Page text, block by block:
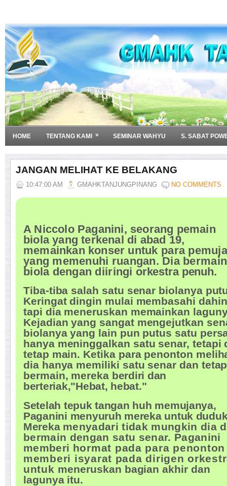
HOME TENTANG KAMI » SEMINAR WAHYU S. SABAT
JANGAN MELIHAT KE BELAKANG
10:47:00 AM GMAHKTANJUNGPINANG NO COMMENTS
A Niccolo Paganini, seorang pemain
biola yang terkenal di abad 19,
memainkan konser untuk para
yang memenuhi ruangan. Dia bermain
biola dengan diiringi orkestra penuh.
Tiba-tiba salah satu senar biolanya
Keringat dingin mulai membasahi
tapi dia meneruskan memainkan
Kejadian yang sangat mengejutkan
biolanya yang lain pun putus satu
hanya meninggalkan satu senar, tetapi
tetap main. Ketika para penonton
dia hanya memiliki satu senar dan tetap
bermain, mereka berdiri dan
berteriak,"Hebat, hebat."
Setelah tepuk tangan huh memujanya,
Paganini menyuruh mereka untuk
Mereka menyadari tidak mungkin dia
bermain dengan satu senar. Paganini
memberi hormat pada para
memberi isyarat pada dirigen
untuk meneruskan bagian akhir dan
lagunya itu.